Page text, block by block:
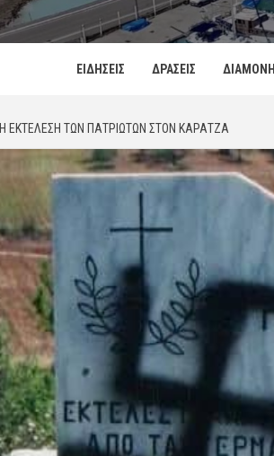
ΕΙΔΗΣΕΙΣ ΔΡΑΣΕΙΣ ΔΙΑΜΟΝΗ
Η ΕΚΤΈΛΕΣΗ ΤΩΝ ΠΑΤΡΙΩΤΏΝ ΣΤΟΝ ΚΑΡΑΤΖΆ